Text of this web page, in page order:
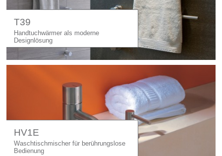
T39
Handtuchwärmer als moderne
Designlösung
HV1E
Waschtischmischer für berührungslose
Bedienung